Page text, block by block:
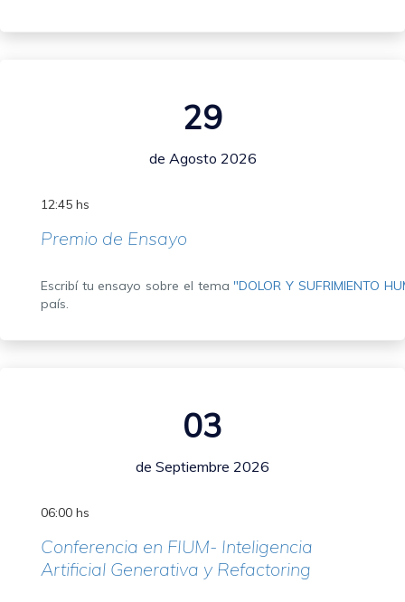
29
de Agosto 2026
12:45 hs
Premio de Ensayo
Escribí tu ensayo sobre el tema "DOLOR Y SUFRIMIENTO
país.
03
de Septiembre 2026
06:00 hs
Conferencia en FIUM- Inteligencia
Artificial Generativa y Refactoring